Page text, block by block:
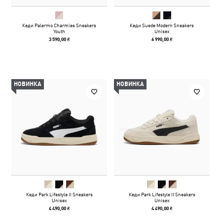
Кеди Palermo Charmies Sneakers
Youth
3 590,00 ₴
Кеди Suede Modern Sneakers
Unisex
6 990,00 ₴
НОВИНКА
Кеди Park Lifestyle II Sneakers
Unisex
4 490,00 ₴
НОВИНКА
Кеди Park Lifestyle II Sneakers
Unisex
4 490,00 ₴